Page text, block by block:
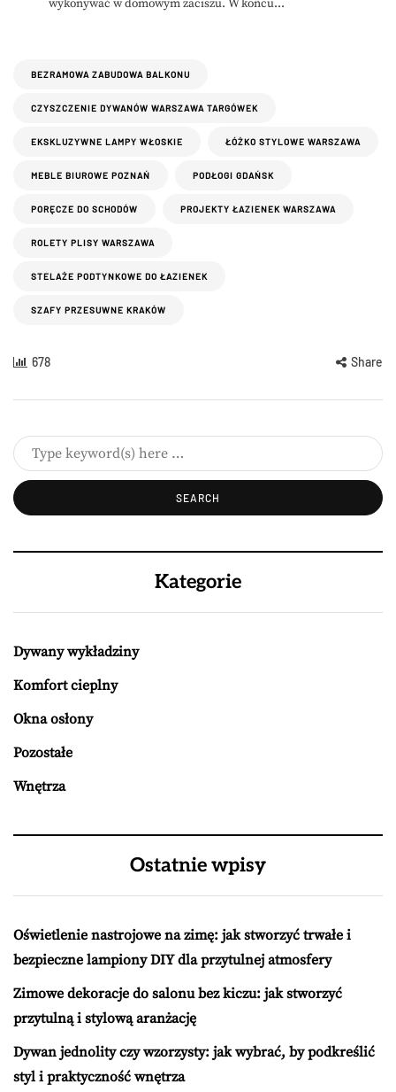
wykonywać w domowym zaciszu. W końcu...
BEZRAMOWA ZABUDOWA BALKONU
CZYSZCZENIE DYWANÓW WARSZAWA TARGÓWEK
EKSKLUZYWNE LAMPY WŁOSKIE ŁÓŻKO STYLOWE WARSZAWA
MEBLE BIUROWE POZNAŃ PODŁOGI GDAŃSK
PORĘCZE DO SCHODÓW PROJEKTY ŁAZIENEK WARSZAWA
ROLETY PLISY WARSZAWA
STELAŻE PODTYNKOWE DO ŁAZIENEK
SZAFY PRZESUWNE KRAKÓW
678 Share
Kategorie
Dywany wykładziny
Komfort cieplny
Okna osłony
Pozostałe
Wnętrza
Ostatnie wpisy
Oświetlenie nastrojowe na zimę: jak stworzyć trwałe i
bezpieczne lampiony DIY dla przytulnej atmosfery
Zimowe dekoracje do salonu bez kiczu: jak stworzyć
przytulną i stylową aranżację
Dywan jednolity czy wzorzysty: jak wybrać, by podkreślić
styl i praktyczność wnętrza